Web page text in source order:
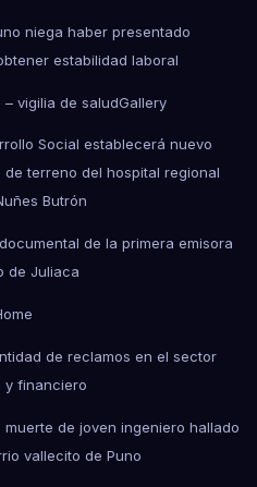
niega haber presentado
estabilidad laboral
vigilia de saludGallery
Social establecerá nuevo
terreno del hospital regional
Butrón
de la primera emisora
de Juliaca
de reclamos en el sector
y financiero
de joven ingeniero hallado
vallecito de Puno